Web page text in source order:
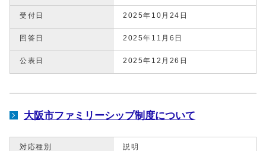
受付日 2025年10月24日
回答日 2025年11月6日
公表日 2025年12月26日
大阪市ファミリーシップ制度について
対応種別 説明